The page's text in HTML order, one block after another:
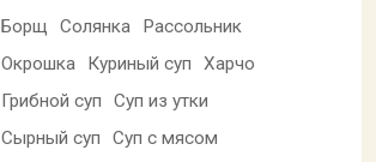
Борщ Солянка
Рассольник
Окрошка
Куриный суп
Харчо
Грибной суп
Суп из утки
Сырный суп
Суп с мясом